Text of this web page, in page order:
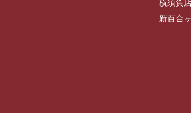
横須賀
新百合